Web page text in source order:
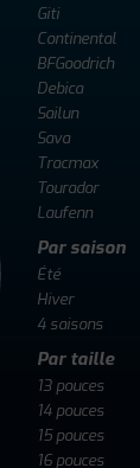
Giti
Continental
BFGoodrich
Debica
Sailun
Sava
Tracmax
Tourador
Laufenn
Par saison
Été
Hiver
4 saisons
Par taille
13 pouces
14 pouces
15 pouces
16 pouces